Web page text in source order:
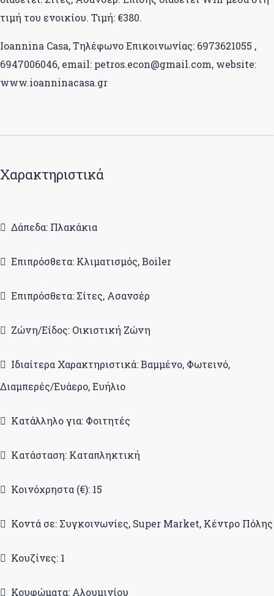
τιμή του ενοικίου. Τιμή: €380.
Ioannina Casa, Τηλέφωνο Επικοινωνίας: 6973621055 ,
6947006046, email: petros.econ@gmail.com, website:
www.ioanninacasa.gr
Χαρακτηριστικά
Δάπεδα: Πλακάκια
Επιπρόσθετα: Κλιματισμός, Boiler
Επιπρόσθετα: Σίτες, Ασανσέρ
Ζώνη/Είδος: Οικιστική Ζώνη
Ιδιαίτερα Χαρακτηριστικά: Βαμμένο, Φωτεινό,
Διαμπερές/Ευάερο, Ευήλιο
Κατάλληλο για: Φοιτητές
Κατάσταση: Καταπληκτική
Κοινόχρηστα (€): 15
Κοντά σε: Συγκοινωνίες, Super Market, Κέντρο Πόλης
Κουζίνες: 1
Κουφώματα: Αλουμινίου